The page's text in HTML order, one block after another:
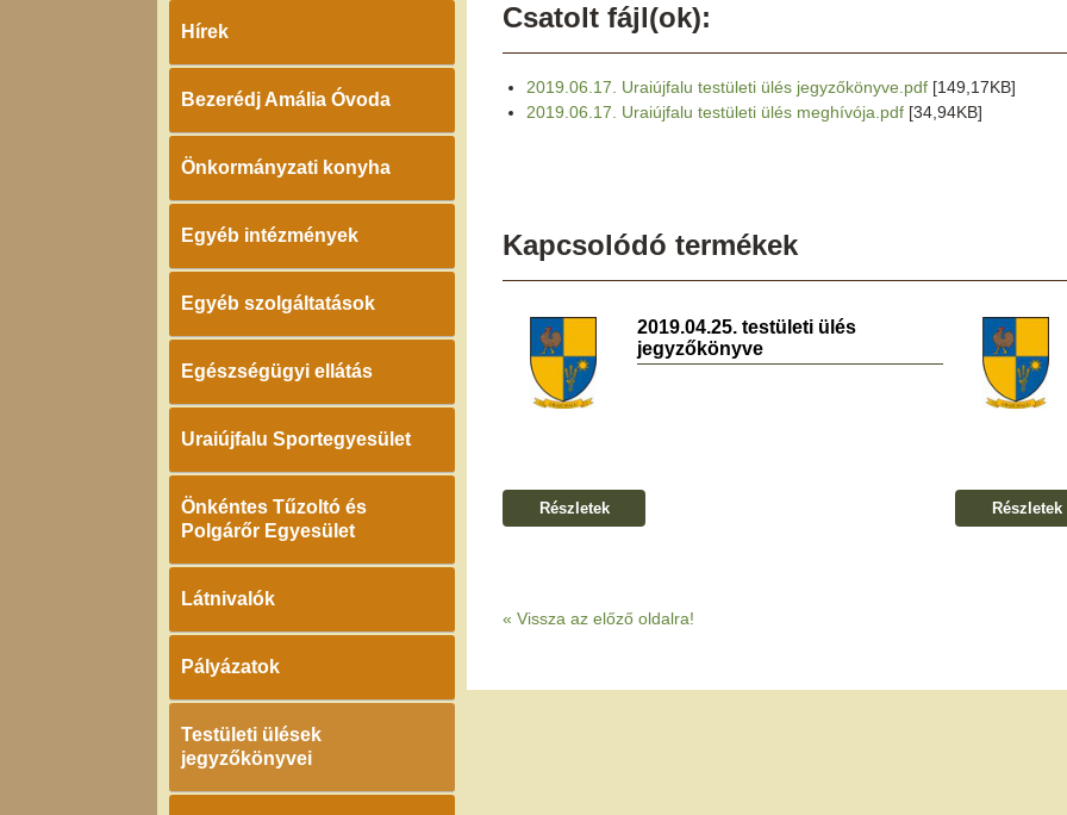
Hírek
Bezerédj Amália Óvoda
Önkormányzati konyha
Egyéb intézmények
Egyéb szolgáltatások
Egészségügyi ellátás
Uraiújfalu Sportegyesület
Önkéntes Tűzoltó és
Polgárőr Egyesület
Látnivalók
Pályázatok
Testületi ülések
jegyzőkönyvei
Csatolt fájl(ok):
2019.06.17. Uraiújfalu testületi ülés jegyzőkönyve.pdf [149,17KB]
2019.06.17. Uraiújfalu testületi ülés meghívója.pdf [34,94KB]
Kapcsolódó termékek
2019.04.25. testületi ülés
jegyzőkönyve
Részletek Részletek
« Vissza az előző oldalra!